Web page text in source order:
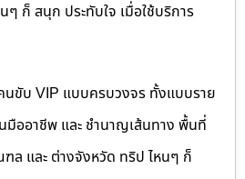
ๆ ก็ สนุก ประทับใจ เมื่อใช้บริการ
นขับ VIP แบบครบวงจร ทั้งแบบราย
มืออาชีพ และ ชำนาญเส้นทาง พื้นที่
ล และ ต่างจังหวัด ทริป ไหนๆ ก็